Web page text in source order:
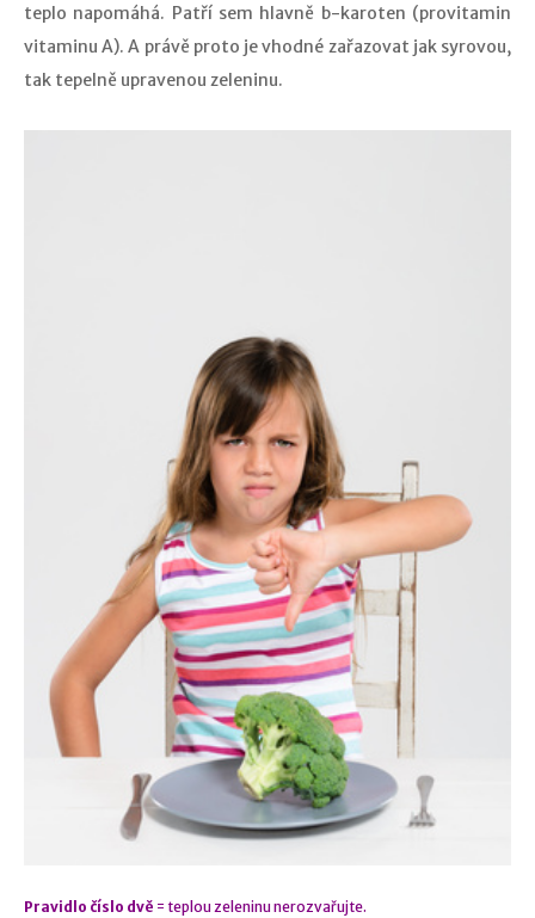
teplo napomáhá. Patří sem hlavně b-karoten (provitamin
vitaminu A). A právě proto je vhodné zařazovat jak syrovou,
tak tepelně upravenou zeleninu.
Pravidlo číslo dvě = teplou zeleninu nerozvařujte.